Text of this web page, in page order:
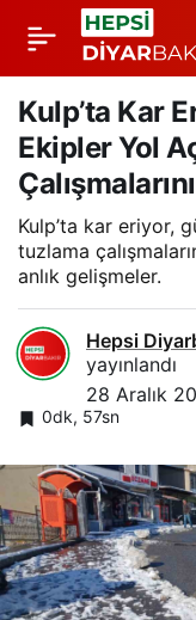
Kulp’ta Kar
Ekipler Yol
Kulp’ta kar eriyor,
tuzlama
anlık gelişmeler.
Hepsi
yayınlandı
28 Aralık
0dk, 57sn
MayaMat
Sınavında
Diyarbakır’da
Başvuru: Üç
Fazla Öğrenci